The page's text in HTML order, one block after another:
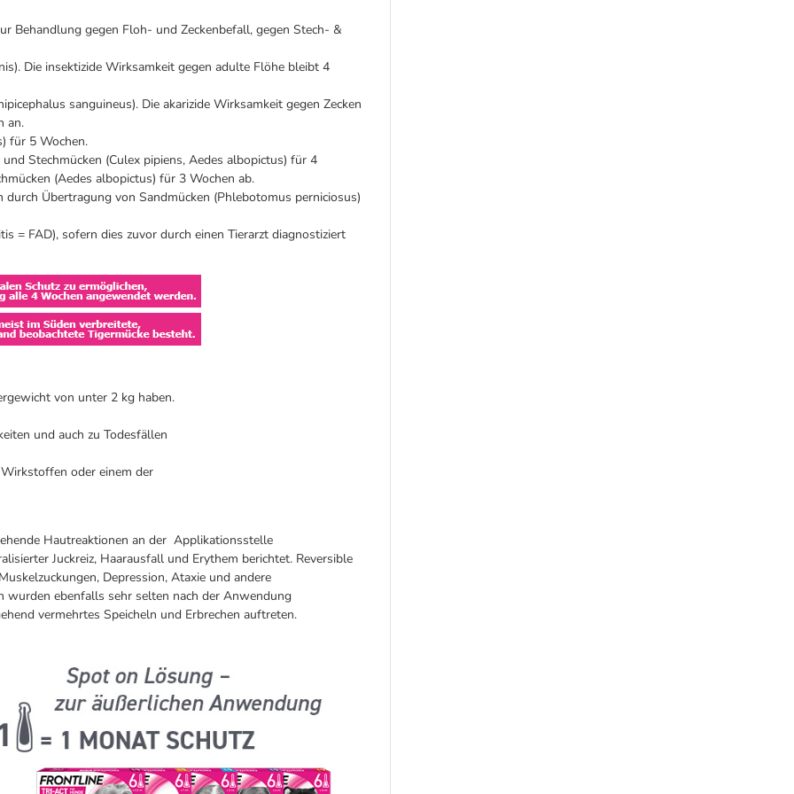
gegen Floh- und Zeckenbefall, gegen Stech- &
Die insektizide Wirksamkeit gegen adulte Flöhe bleibt 4
sanguineus). Die akarizide Wirksamkeit gegen Zecken
an.
für 5 Wochen.
Stechmücken (Culex pipiens, Aedes albopictus) für 4
(Aedes albopictus) für 3 Wochen ab.
Übertragung von Sandmücken (Phlebotomus perniciosus)
= FAD), sofern dies zuvor durch einen Tierarzt diagnostiziert
von unter 2 kg haben.
und auch zu Todesfällen
oder einem der
Hautreaktionen an der Applikationsstelle
Juckreiz, Haarausfall und Erythem berichtet. Reversible
Depression, Ataxie und andere
wurden ebenfalls sehr selten nach der Anwendung
vermehrtes Speicheln und Erbrechen auftreten.